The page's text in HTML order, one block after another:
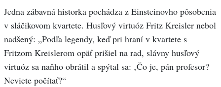
Jedna zábavná historka pochádza z Einsteinovho pôsobenia
v sláčikovom kvartete. Husľový virtuóz Fritz Kreisler nebol
nadšený: „Podľa legendy, keď pri hraní v kvartete s
Fritzom Kreislerom opäť prišiel na rad, slávny husľový
virtuóz sa naňho obrátil a spýtal sa: ‚Čo je, pán profesor?
Neviete počítať?“